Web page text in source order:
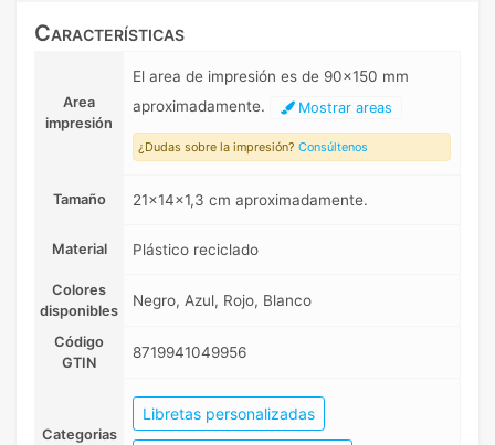
Características
Area
impresión
El area de impresión es de 90x150 mm
aproximadamente.
Mostrar areas
¿Dudas sobre la impresión? Consúltenos
Tamaño 21x14x1,3 cm aproximadamente.
Material Plástico reciclado
Colores
disponibles
Negro, Azul, Rojo, Blanco
Código
GTIN
8719941049956
Categorias
Libretas personalizadas